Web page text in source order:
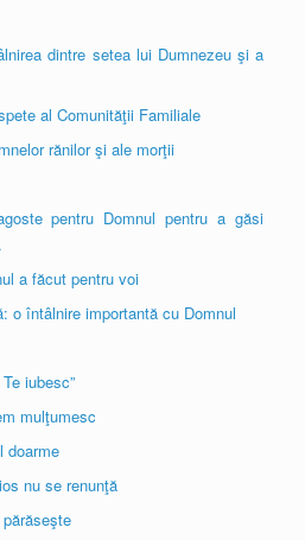
dintre setea lui Dumnezeu şi a
al Comunităţii Familiale
rănilor şi ale morţii
pentru Domnul pentru a găsi
a făcut pentru voi
o întâlnire importantă cu Domnul
iubesc”
mulţumesc
doarme
nu se renunţă